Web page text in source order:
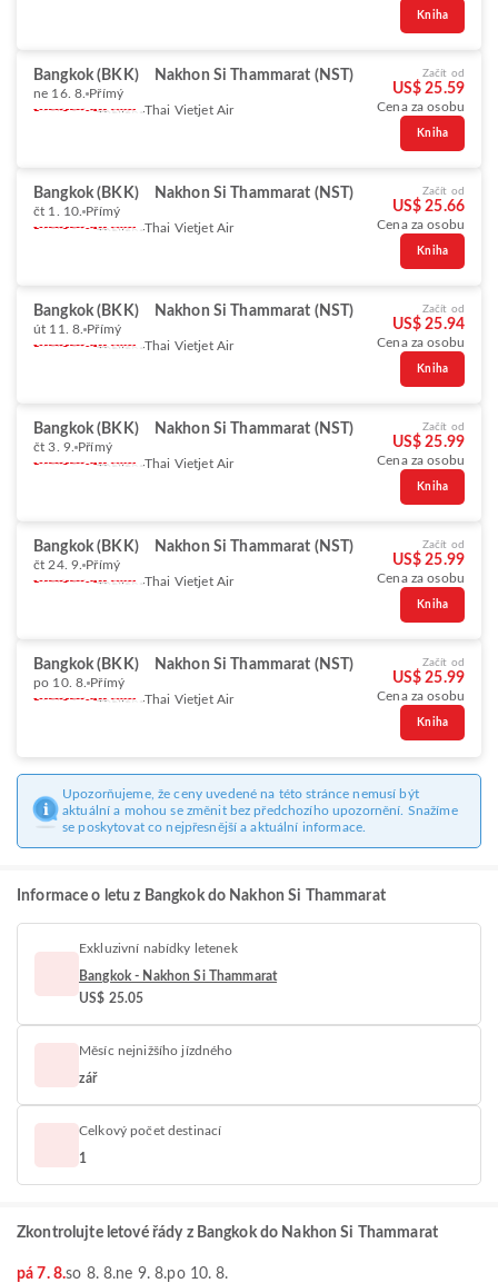
Kniha
Bangkok (BKK) Nakhon Si Thammarat (NST)
ne 16. 8. Přímý
Thai Vietjet Air
Začít od
US$ 25.59
Cena za osobu
Kniha
Bangkok (BKK) Nakhon Si Thammarat (NST)
čt 1. 10. Přímý
Thai Vietjet Air
Začít od
US$ 25.66
Cena za osobu
Kniha
Bangkok (BKK) Nakhon Si Thammarat (NST)
út 11. 8. Přímý
Thai Vietjet Air
Začít od
US$ 25.94
Cena za osobu
Kniha
Bangkok (BKK) Nakhon Si Thammarat (NST)
čt 3. 9. Přímý
Thai Vietjet Air
Začít od
US$ 25.99
Cena za osobu
Kniha
Bangkok (BKK) Nakhon Si Thammarat (NST)
čt 24. 9. Přímý
Thai Vietjet Air
Začít od
US$ 25.99
Cena za osobu
Kniha
Bangkok (BKK) Nakhon Si Thammarat (NST)
po 10. 8. Přímý
Thai Vietjet Air
Začít od
US$ 25.99
Cena za osobu
Kniha
Upozorňujeme, že ceny uvedené na této stránce nemusí být
aktuální a mohou se změnit bez předchozího upozornění. Snažíme
se poskytovat co nejpřesnější a aktuální informace.
Informace o letu z Bangkok do Nakhon Si Thammarat
Exkluzivní nabídky letenek
Bangkok - Nakhon Si Thammarat
US$ 25.05
Měsíc nejnižšího jízdného
zář
Celkový počet destinací
1
Zkontrolujte letové řády z Bangkok do Nakhon Si Thammarat
pá 7. 8.so 8. 8.ne 9. 8.po 10. 8.